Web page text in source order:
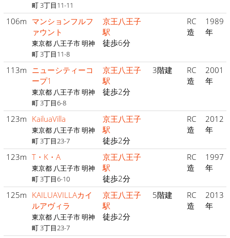
町 3丁目11-11
106m マンションフルフ
ァウント
東京都 八王子市 明神
町 3丁目11-8
京王八王子
駅
徒歩6分
RC
造
1989
年
113m ニューシティーコ
ープ1
東京都 八王子市 明神
町 3丁目6-8
京王八王子
駅
徒歩2分
3階建
RC
造
2001
年
123m KailuaVilla
東京都 八王子市 明神
町 3丁目23-7
京王八王子
駅
徒歩2分
RC
造
2012
年
123m T・K・A
東京都 八王子市 明神
町 3丁目6-10
京王八王子
駅
徒歩2分
RC
造
1997
年
125m KAILUAVILLAカイ
ルアヴィラ
東京都 八王子市 明神
町 3丁目23-7
京王八王子
駅
徒歩2分
5階建
RC
造
2013
年